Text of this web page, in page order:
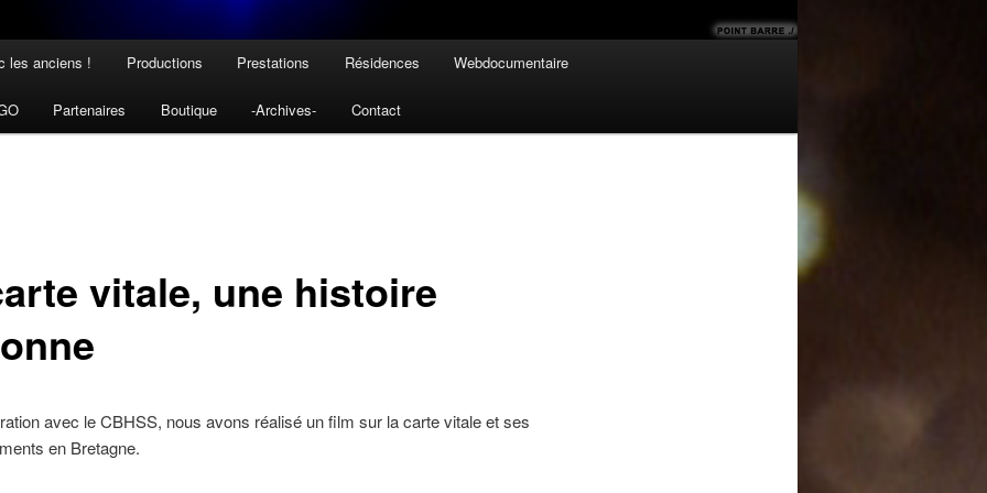
les anciens ! Productions Prestations Résidences Webdocumentaire
Partenaires Boutique -Archives- Contact
vitale, une histoire
avec le CBHSS, nous avons réalisé un film sur la carte vitale et ses
en Bretagne.